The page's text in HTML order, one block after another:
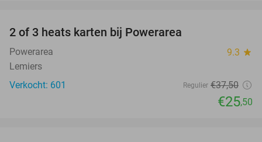
2 of 3 heats karten bij Powerarea
Powerarea 9.3 star
Lemiers
Verkocht: 601
Regulier €37,50
€25,50